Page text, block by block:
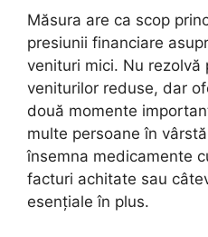
Măsura are ca scop
presiunii financiare
venituri mici. Nu rezolvă
veniturilor reduse, dar
două momente
multe persoane în
însemna medicamente
facturi achitate sau
esențiale în plus.